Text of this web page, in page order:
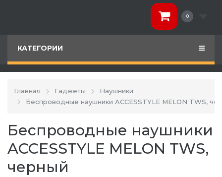
0
КАТЕГОРИИ
Главная Гаджеты
Наушники
Беспроводные наушники ACCESSTYLE MELON TWS,
Беспроводные наушники
ACCESSTYLE MELON TWS,
черный